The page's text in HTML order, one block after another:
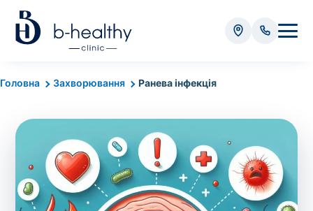
Головна Захворювання Ранева інфекція
Аналізи
Вартість забору крові - 50 грн
Вартість забору біоматеріалу (крім крові) - від
35 грн